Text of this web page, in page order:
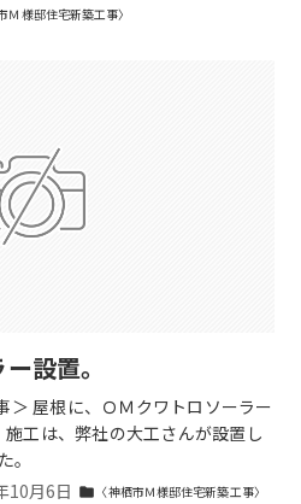
Ｍ様邸住宅新築工事〉
設置。
＞ 屋根に、ＯＭクワトロソーラー
工は、弊社の大工さんが設置し
。
10月6日 folder 〈神栖市Ｍ様邸住宅新築工事〉